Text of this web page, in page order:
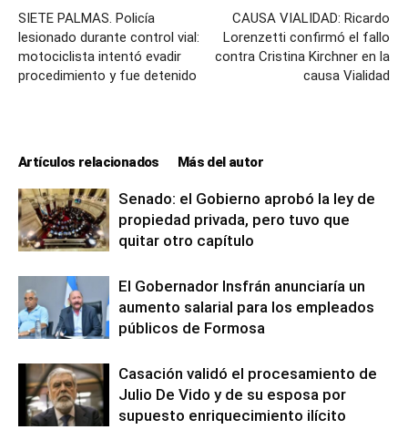
SIETE PALMAS. Policía
lesionado durante control vial:
motociclista intentó evadir
procedimiento y fue detenido
CAUSA VIALIDAD: Ricardo
Lorenzetti confirmó el fallo
contra Cristina Kirchner en la
causa Vialidad
Artículos relacionados Más del autor
Senado: el Gobierno aprobó la ley de
propiedad privada, pero tuvo que
quitar otro capítulo
El Gobernador Insfrán anunciaría un
aumento salarial para los empleados
públicos de Formosa
Casación validó el procesamiento de
Julio De Vido y de su esposa por
supuesto enriquecimiento ilícito